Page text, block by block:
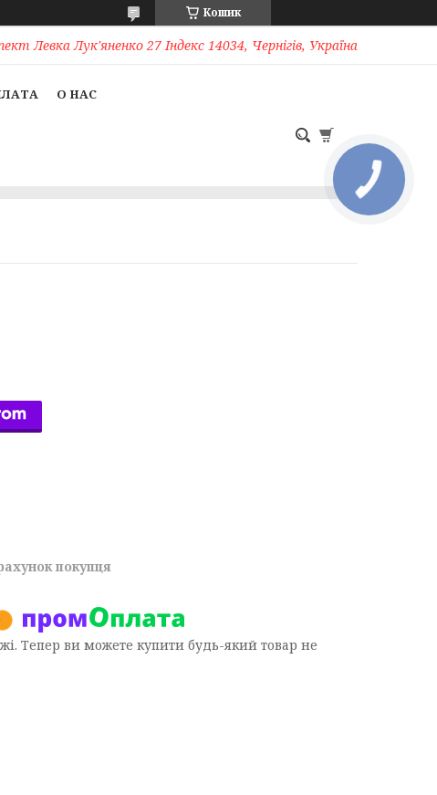
Кошик
Левка Лук'яненко 27 Індекс 14034, Чернігів, Україна
О НАС
покупця
Тепер ви можете купити будь-який товар не